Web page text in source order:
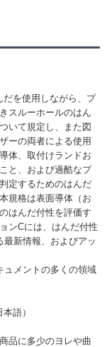
だを使用しながら、プ
スルーホールのはん
いて規定し、また図
ーの両者による使用
体、取付けランドお
と、および過酷なプ
定するためのはんだ
規格は表面導体（お
はんだ付性を評価す
ンCには、はんだ付性
新情報、およびアッ
ュメントの多くの領域
語）
品に多少のヨレや曲